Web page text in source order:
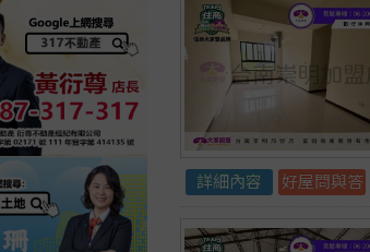
詳細內容 好屋問與答